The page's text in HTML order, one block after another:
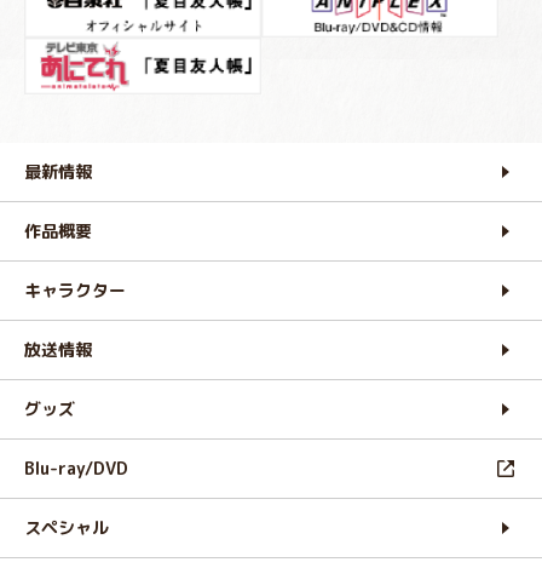
最新情報
作品概要
キャラクター
放送情報
グッズ
Blu-ray/DVD
スペシャル